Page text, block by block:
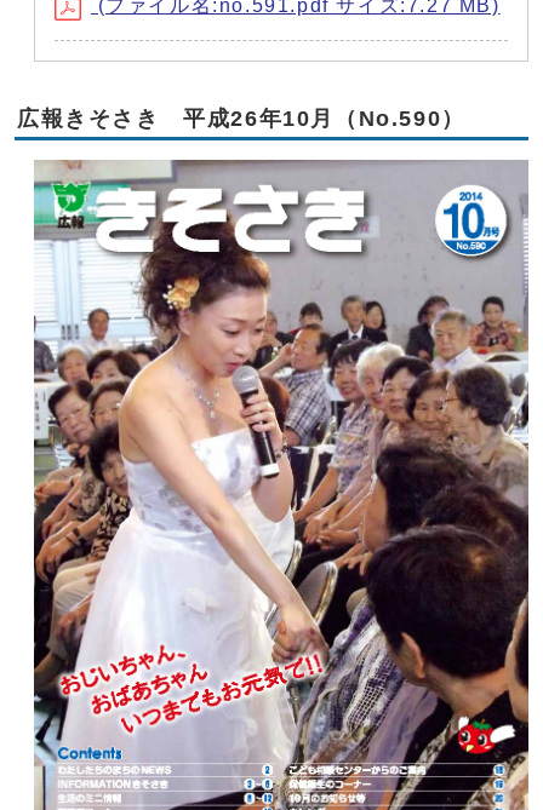
(ファイル名:no.591.pdf サイズ:7.27 MB)
広報きそさき 平成26年10月（No.590）